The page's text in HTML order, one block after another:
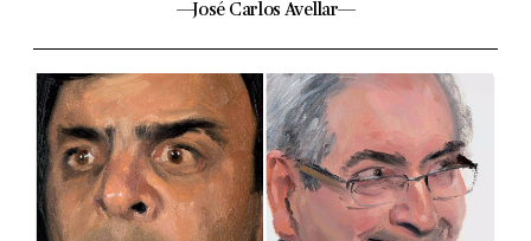
—José Carlos Avellar—